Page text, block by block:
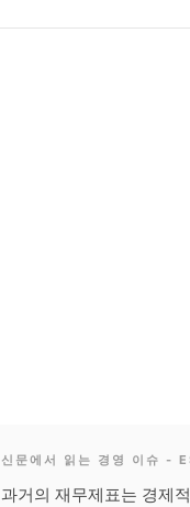
신문에서 읽는 경영 이슈 -
과거의 재무제표는 경제